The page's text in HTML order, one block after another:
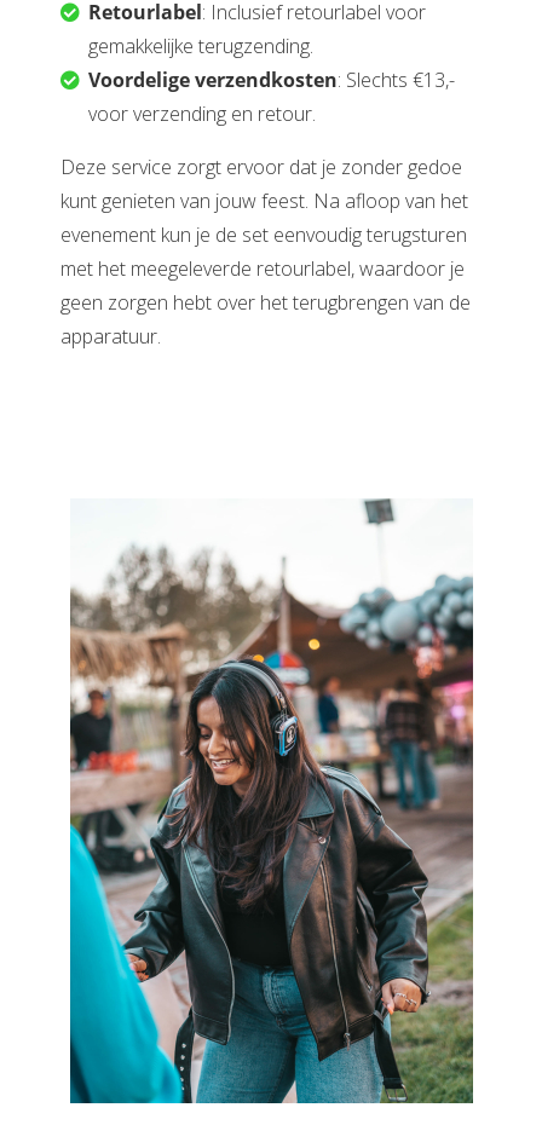
Retourlabel: Inclusief retourlabel voor
gemakkelijke terugzending.
Voordelige verzendkosten: Slechts €13,-
voor verzending en retour.
Deze service zorgt ervoor dat je zonder gedoe
kunt genieten van jouw feest. Na afloop van het
evenement kun je de set eenvoudig terugsturen
met het meegeleverde retourlabel, waardoor je
geen zorgen hebt over het terugbrengen van de
apparatuur.